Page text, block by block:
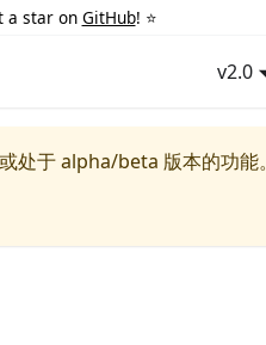
a star on GitHub! ⭐️
v2.0
处于 alpha/beta 版本的功能。